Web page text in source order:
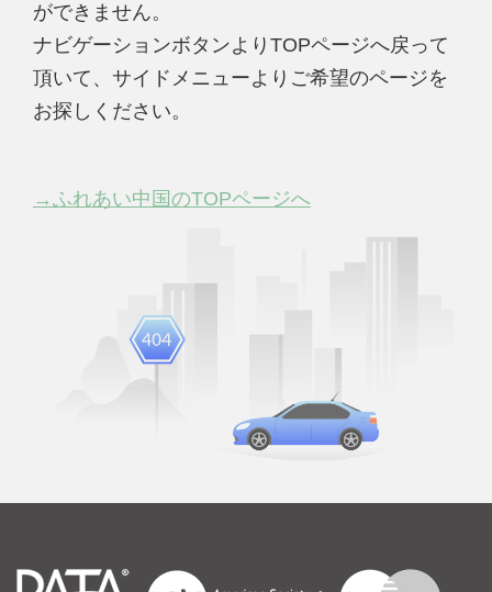
ができません。
ナビゲーションボタンよりTOPページへ戻って
頂いて、サイドメニューよりご希望のページを
お探しください。
→ふれあい中国のTOPページへ